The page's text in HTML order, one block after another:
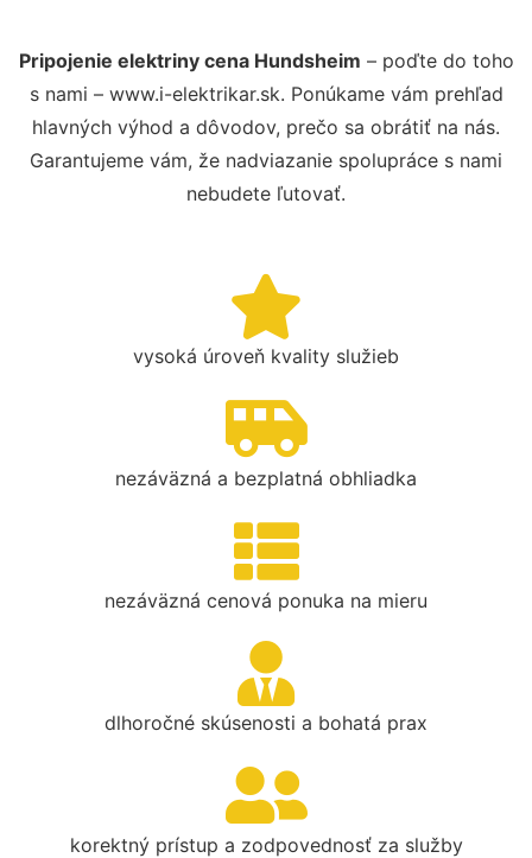
Pripojenie elektriny cena Hundsheim – poďte do toho
s nami – www.i-elektrikar.sk. Ponúkame vám prehľad
hlavných výhod a dôvodov, prečo sa obrátiť na nás.
Garantujeme vám, že nadviazanie spolupráce s nami
nebudete ľutovať.
vysoká úroveň kvality služieb
nezáväzná a bezplatná obhliadka
nezáväzná cenová ponuka na mieru
dlhoročné skúsenosti a bohatá prax
korektný prístup a zodpovednosť za služby